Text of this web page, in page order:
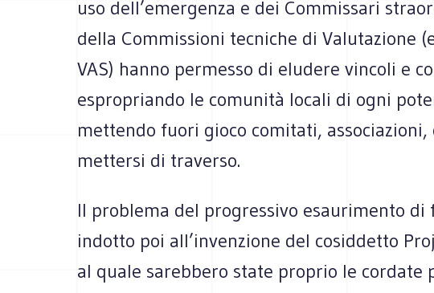
uso dell’emergenza e dei Commissari
della Commissioni tecniche di Valutazione
VAS) hanno permesso di eludere vincoli e
espropriando le comunità locali di ogni
mettendo fuori gioco comitati,
mettersi di traverso.
Il problema del progressivo esaurimento di
indotto poi all’invenzione del cosiddetto
al quale sarebbero state proprio le cordate